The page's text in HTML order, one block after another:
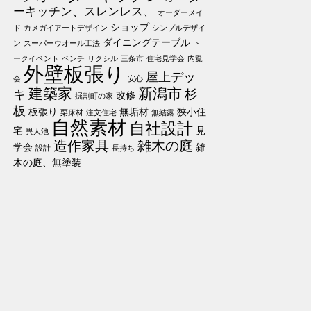
ーキッチン、スレンレス、
オーダーメイ
ド カメガイアートデザイン ショップ シンプルデザイ
ン スーパーウオール工法 ダイニングテーブル ト
ークイベント ベンチ リクシル 三条市 住宅見学会 内覧
会 外壁板張り 安心 屋上デッ
キ 建築家 掘割町の家 改修 新潟市杉
板 板張り 栗床材 注文住宅 無垢材 無結露 狭小住
宅 異人池 自然素材 自社設計 見
学会 設計 造作家具 長持ち 雑木の庭 雑
木の庭、無塗装